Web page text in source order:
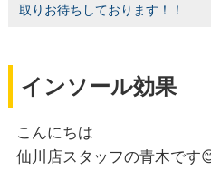
取りお待ちしております！！
インソール効果
こんにちは
仙川店スタッフの青木です